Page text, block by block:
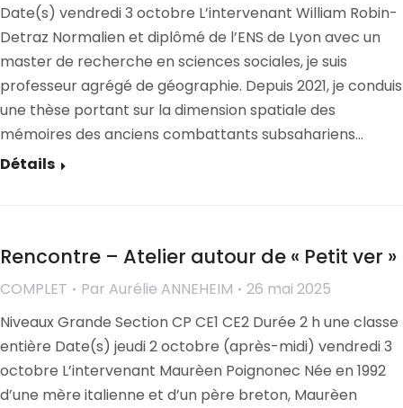
Date(s) vendredi 3 octobre L’intervenant William Robin-
Detraz Normalien et diplômé de l’ENS de Lyon avec un
master de recherche en sciences sociales, je suis
professeur agrégé de géographie. Depuis 2021, je conduis
une thèse portant sur la dimension spatiale des
mémoires des anciens combattants subsahariens…
Détails
Rencontre – Atelier autour de « Petit ver »
COMPLET Par Aurélie ANNEHEIM
26 mai 2025
Niveaux Grande Section CP CE1 CE2 Durée 2 h une classe
entière Date(s) jeudi 2 octobre (après-midi) vendredi 3
octobre L’intervenant Maurèen Poignonec Née en 1992
d’une mère italienne et d’un père breton, Maurèen